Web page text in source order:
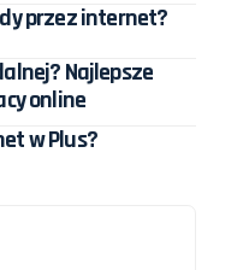
przez internet?
Najlepsze
online
w Plus?